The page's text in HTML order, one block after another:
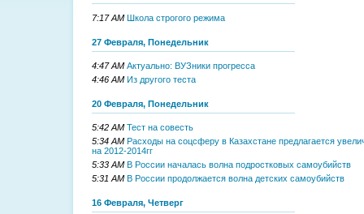
7:17 AM Школа строгого режима
27 Февраля, Понедельник
4:47 AM Актуально: ВУЗники прогресса
4:46 AM Из другого теста
20 Февраля, Понедельник
5:42 AM Тест на совесть
5:34 AM Расходы на соцсферу в Казахстане предлагается
на 2012-2014гг
5:33 AM В России началась волна подростковых самоубийств
5:31 AM В России продолжается волна детских самоубийств
16 Февраля, Четверг